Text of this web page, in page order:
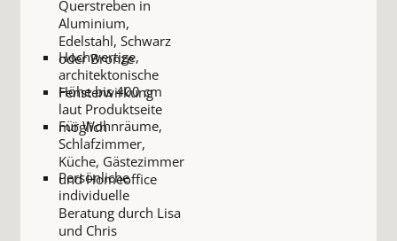
Querstreben in
Aluminium,
Edelstahl, Schwarz
oder Bronze
Hochwertige,
architektonische
Fensterwirkung
Höhe bis 400 cm
laut Produktseite
möglich
Für Wohnräume,
Schlafzimmer,
Küche, Gästezimmer
und Homeoffice
Persönliche
individuelle
Beratung durch Lisa
und Chris